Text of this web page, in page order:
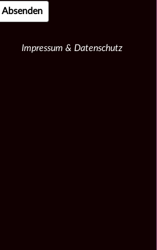
Impressum & Datenschutz